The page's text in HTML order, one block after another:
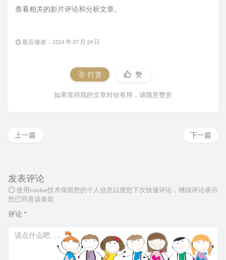
查看相关的影片评论和分析文章。
最后修改：2024 年 07 月 24 日
打赏 赞
如果觉得我的文章对你有用，请随意赞赏
下一篇
上一篇
发表评论
使用cookie技术保留您的个人信息以便您下次快速评论，继续评论表示
您已同意该条款
评论 *